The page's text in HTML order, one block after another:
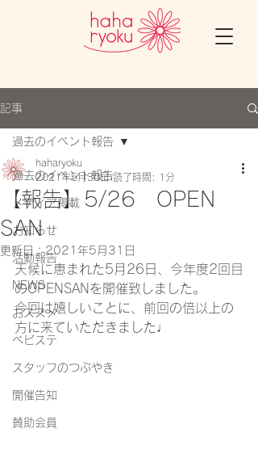
記事
過去のイベント報告
メディア掲載
お知らせ
活動報告
NEWS
おススメ
ベビステ
スタッフのつぶやき
開催告知
賛助会員
過去のイベント報告
【報告】5/26 OPEN
SAN
haharyoku
2021年5月30日 読了時間: 1分
更新日：2021年5月31日
天候に恵まれた5月26日、今年度2回目
のOPENSANを開催致しました。
今回は嬉しいことに、前回の倍以上の
方に来ていただきました♩